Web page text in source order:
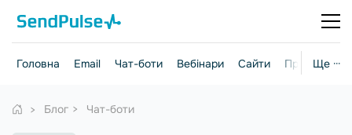
Ще ···
Головна Email Чат-боти Вебінари Сайти Практичні
Блог Чат-боти